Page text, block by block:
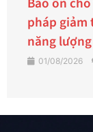
bị báo mức
ổn định
31/07/2026